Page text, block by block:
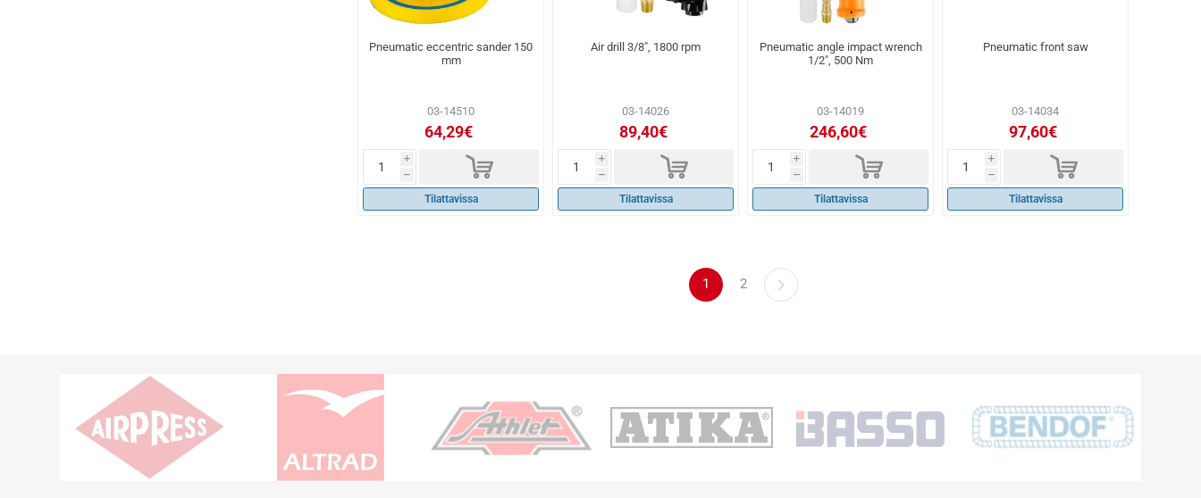
Pneumatic eccentric sander 150
mm
03-14510
64,29€
i
h d
Tilattavissa
Air drill 3/8", 1800 rpm
03-14026
89,40€
i
h d
Tilattavissa
Pneumatic angle impact wrench
1/2", 500 Nm
03-14019
246,60€
i
h d
Tilattavissa
Pneumatic front saw
03-14034
97,60€
i
h d
Tilattavissa
1 2